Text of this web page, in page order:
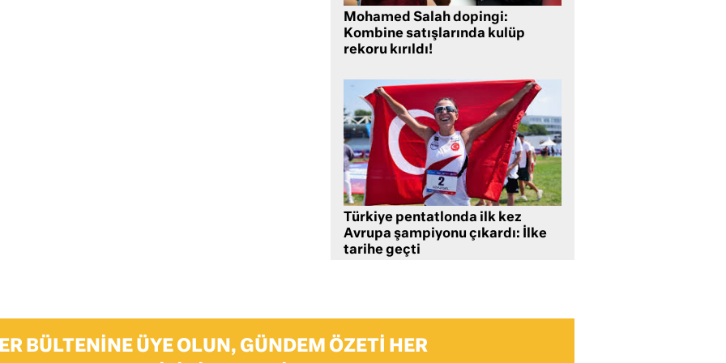
Mohamed Salah dopingi:
Kombine satışlarında kulüp
rekoru kırıldı!
Türkiye pentatlonda ilk kez
Avrupa şampiyonu çıkardı: İlke
tarihe geçti
BÜLTENINE ÜYE OLUN, GÜNDEM ÖZETI HER